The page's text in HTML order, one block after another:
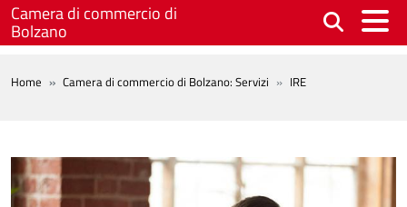
Salta al contenuto principale
Camera di commercio di
Bolzano
BREADCRUMB
Home Camera di commercio di Bolzano: Servizi IRE